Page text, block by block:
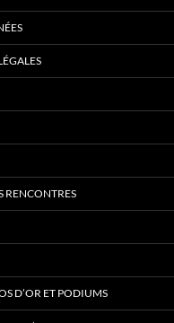
RENCONTRES
D’OR ET PODIUMS